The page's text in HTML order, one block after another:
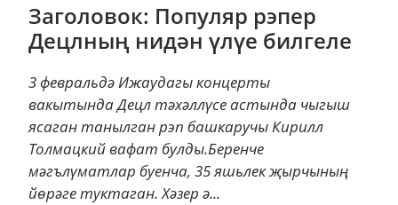
Заголовок: Популяр рэпер
Децлның нидән үлүе билгеле
3 февральдә Ижаудагы концерты
вакытында Децл тәхәллүсе астында чыгыш
ясаган танылган рэп башкаручы Кирилл
Толмацкий вафат булды.Беренче
мәгълүматлар буенча, 35 яшьлек җырчының
йөрәге туктаган. Хәзер ә...